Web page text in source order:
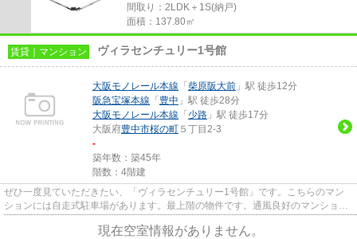
間取り：2LDK＋1S(納戸)
面積：137.80㎡
賃貸｜マンション ヴィラセンチュリー1号館
大阪モノレール本線 「 柴原阪大前 」駅 徒歩12分
阪急宝塚本線 「 豊中 」駅 徒歩28分
大阪モノレール本線 「 少路 」駅 徒歩17分
大阪府豊中市桜の町 ５丁目2-3
-
築年数：築45年
階数：4階建
ぜひ一度見ていただきたい、「ヴィラセンチュリー1号館」です。こちらのマン
ションには自走式駐車場があります。最上階の物件です。通風良好のマンション
現在空室情報がありません。